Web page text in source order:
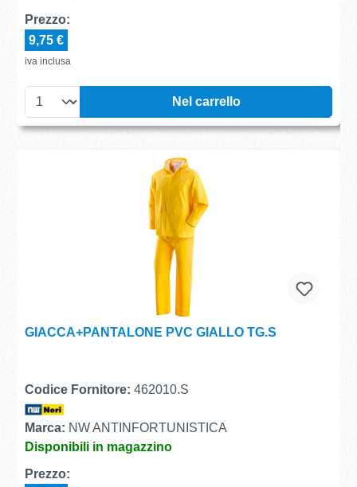
Prezzo:
9,75 €
iva inclusa
Nel carrello
GIACCA+PANTALONE PVC GIALLO TG.S
Codice Fornitore: 462010.S
Marca: NW ANTINFORTUNISTICA
Disponibili in magazzino
Prezzo: